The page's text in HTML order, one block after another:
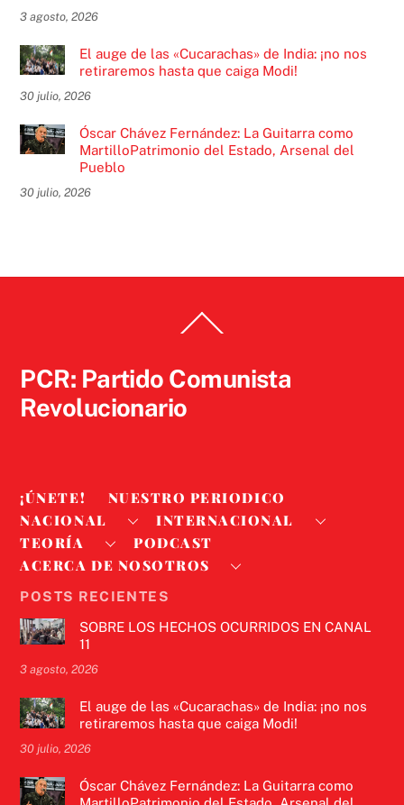
3 agosto, 2026
El auge de las «Cucarachas» de India: ¡no nos
retiraremos hasta que caiga Modi!
30 julio, 2026
Óscar Chávez Fernández: La Guitarra como
MartilloPatrimonio del Estado, Arsenal del
Pueblo
30 julio, 2026
To
PCR: Partido Comunista
Revolucionario
¡ÚNETE!
NUESTRO PERIODICO
NACIONAL
INTERNACIONAL
TEORÍA
PODCAST
ACERCA DE NOSOTROS
POSTS RECIENTES
SOBRE LOS HECHOS OCURRIDOS EN CANAL
11
3 agosto, 2026
El auge de las «Cucarachas» de India: ¡no nos
retiraremos hasta que caiga Modi!
30 julio, 2026
Óscar Chávez Fernández: La Guitarra como